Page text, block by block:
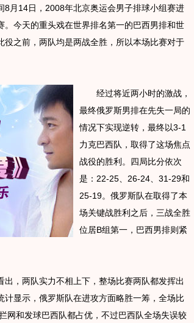
14日，2008年北京奥运会男子排球小组赛进
。今天的重头戏在世界排名第一的巴西男排和世
之前，两队均是两战全胜，所以本场比赛对于
经过将近两小时的激战，
最终俄罗斯男排在先失一局的
情况下实现逆转，最终以3-1
力克巴西队，取得了这场焦点
战役的胜利。四局比分依次
是：22-25、26-24、31-29和
25-19。俄罗斯队在取得了本
场关键战胜利之后，三战全胜
位居B组第一，巴西男排则紧
，两队实力不相上下，整场比赛两队都发挥出
计显示，俄罗斯队在进攻方面略胜一筹，全场比
网和发球巴西队都占优，不过巴西队全场失误较